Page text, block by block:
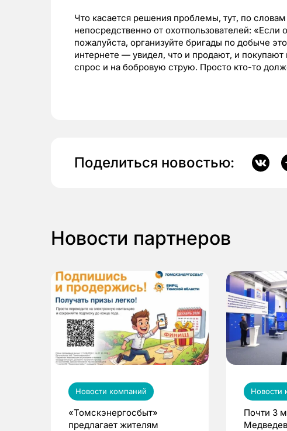
Что касается решения проблемы, тут, по
непосредственно от охотпользователей:
пожалуйста, организуйте бригады по добыче
интернете — увидел, что и продают, и
спрос и на бобровую струю. Просто кто-то
Поделиться новостью:
Новости партнеров
Новости компаний
«Томскэнергосбыт»
предлагает жителям
Новости
Почти 3